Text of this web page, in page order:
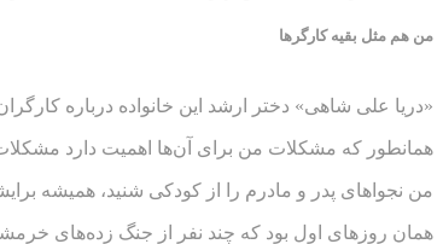
من هم مثل بقیه کارگرها
«دریا علی شاهی» دختر ارشد این خانواده درباره
همانطور که مشکلات من برای آن‌ها اهمیت دارد
من نجواهای پدر و مادرم را از کودکی شنید، همیشه
همان روزهای اول بود که چند نفر از جنگ زده‌های